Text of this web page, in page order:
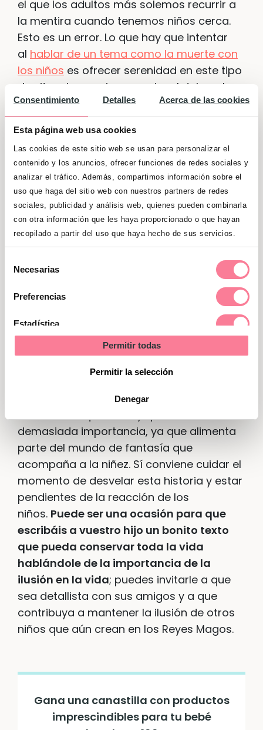
Consentimiento Detalles Acerca de las cookies
Esta página web usa cookies
Las cookies de este sitio web se usan para personalizar el
contenido y los anuncios, ofrecer funciones de redes sociales y
analizar el tráfico. Además, compartimos información sobre el
uso que haga del sitio web con nuestros partners de redes
sociales, publicidad y análisis web, quienes pueden combinarla
con otra información que les haya proporcionado o que hayan
recopilado a partir del uso que haya hecho de sus servicios.
Necesarias
Preferencias
Estadística
Permitir todas
Permitir la selección
Denegar
el que los adultos más solemos recurrir a
la mentira cuando tenemos niños cerca.
Esto es un error. Lo que hay que intentar
al hablar de un tema como la muerte con
los niños es ofrecer serenidad en este tipo
de situaciones, sin esconder el dolor o la
tristeza que nos produce y dejando que el
niño pueda expresar sus sentimientos,
dudas y temores. No obstante, la muerte
es un tema difícil de gestionar también
para los adultos y no es lo mismo una
larga enfermedad que una muerte
repentina fruto de un accidente. Como en
tantas cosas, deben ser los padres los que
decidan cómo quieren enfocar este
asunto.
Los Reyes Magos o el Ratoncito Pérez
¿hasta cuándo guardar esta
mentira?
Capitulo aparte es el de Sus Majestades
caso en concreto, pensamos que es una
demasiada importancia, ya que alimenta
parte del mundo de fantasía que
acompaña a la niñez. Sí conviene cuidar el
momento de desvelar esta historia y estar
pendientes de la reacción de los
niños. Puede ser una ocasión para que
escribáis a vuestro hijo un bonito texto
que pueda conservar toda la vida
hablándole de la importancia de la
ilusión en la vida; puedes invitarle a que
sea detallista con sus amigos y a que
contribuya a mantener la ilusión de otros
niños que aún crean en los Reyes Magos.
Gana una canastilla con productos
imprescindibles para tu bebé